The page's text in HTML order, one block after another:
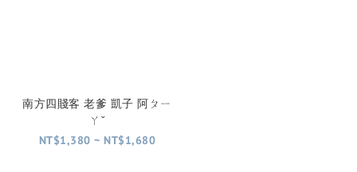
南方四賤客 老爹 凱子 阿ㄆㄧ
ㄚˇ
NT$1,380 ~ NT$1,680